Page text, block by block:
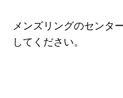
メンズリングのセンタ
してください。